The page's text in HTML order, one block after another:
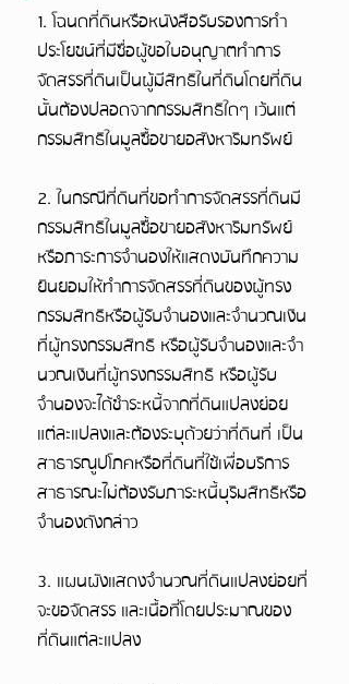
1. โฉนดที่ดินหรือหนังสือรับรองการทำ
ประโยชน์ที่มีชื่อผู้ขอใบอนุญาตทำการ
จัดสรรที่ดินเป็นผู้มีสิทธิในที่ดินโดยที่ดิน
นั้นต้องปลอดจากกรรมสิทธิใดๆ เว้นแต่
กรรมสิทธิในมูลซื้อขายอสังหาริมทรัพย์
2. ในกรณีที่ดินที่ขอทำการจัดสรรที่ดินมี
กรรมสิทธิในมูลซื้อขายอสังหาริมทรัพย์
หรือภาระการจำนองให้แสดงบันทึกความ
ยินยอมให้ทำการจัดสรรที่ดินของผู้ทรง
กรรมสิทธิหรือผู้รับจำนองและจำนวณเงิน
ที่ผู้ทรงกรรมสิทธิ หรือผู้รับจำนองและจำ
นวณเงินที่ผู้ทรงกรรมสิทธิ หรือผู้รับ
จำนองจะได้ชำระหนี้จากที่ดินแปลงย่อย
แต่ละแปลงและต้องระบุด้วยว่าท่ีดินที่ เป็น
สาธารณูปโภคหรือที่ดินที่ใช้เพื่อบริการ
สาธารณะไม่ต้องรับภาระหนี้บุริมสิทธิหรือ
จำนองดังกล่าว
3. แผนผังแสดงจำนวณที่ดินแปลงย่อยที่
จะขอจัดสรร และเนื้อที่โดยประมาณของ
ที่ดินแต่ละแปลง